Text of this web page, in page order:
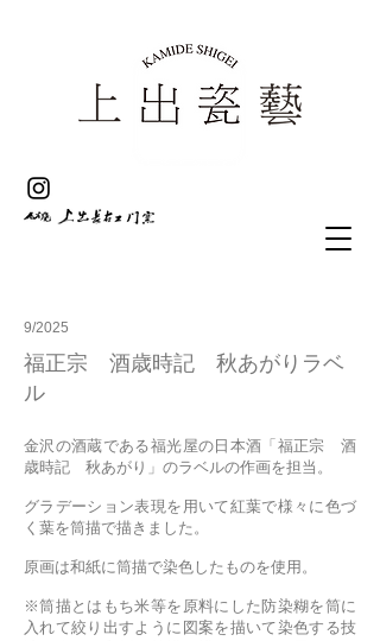
9/2025
福正宗 酒歳時記 秋あがりラベ
ル
金沢の酒蔵である福光屋の日本酒「福正宗 酒
歳時記 秋あがり」のラベルの作画を担当。
グラデーション表現を用いて紅葉で様々に色づ
く葉を筒描で描きました。
原画は和紙に筒描で染色したものを使用。
※筒描とはもち米等を原料にした防染糊を筒に
入れて絞り出すように図案を描いて染色する技